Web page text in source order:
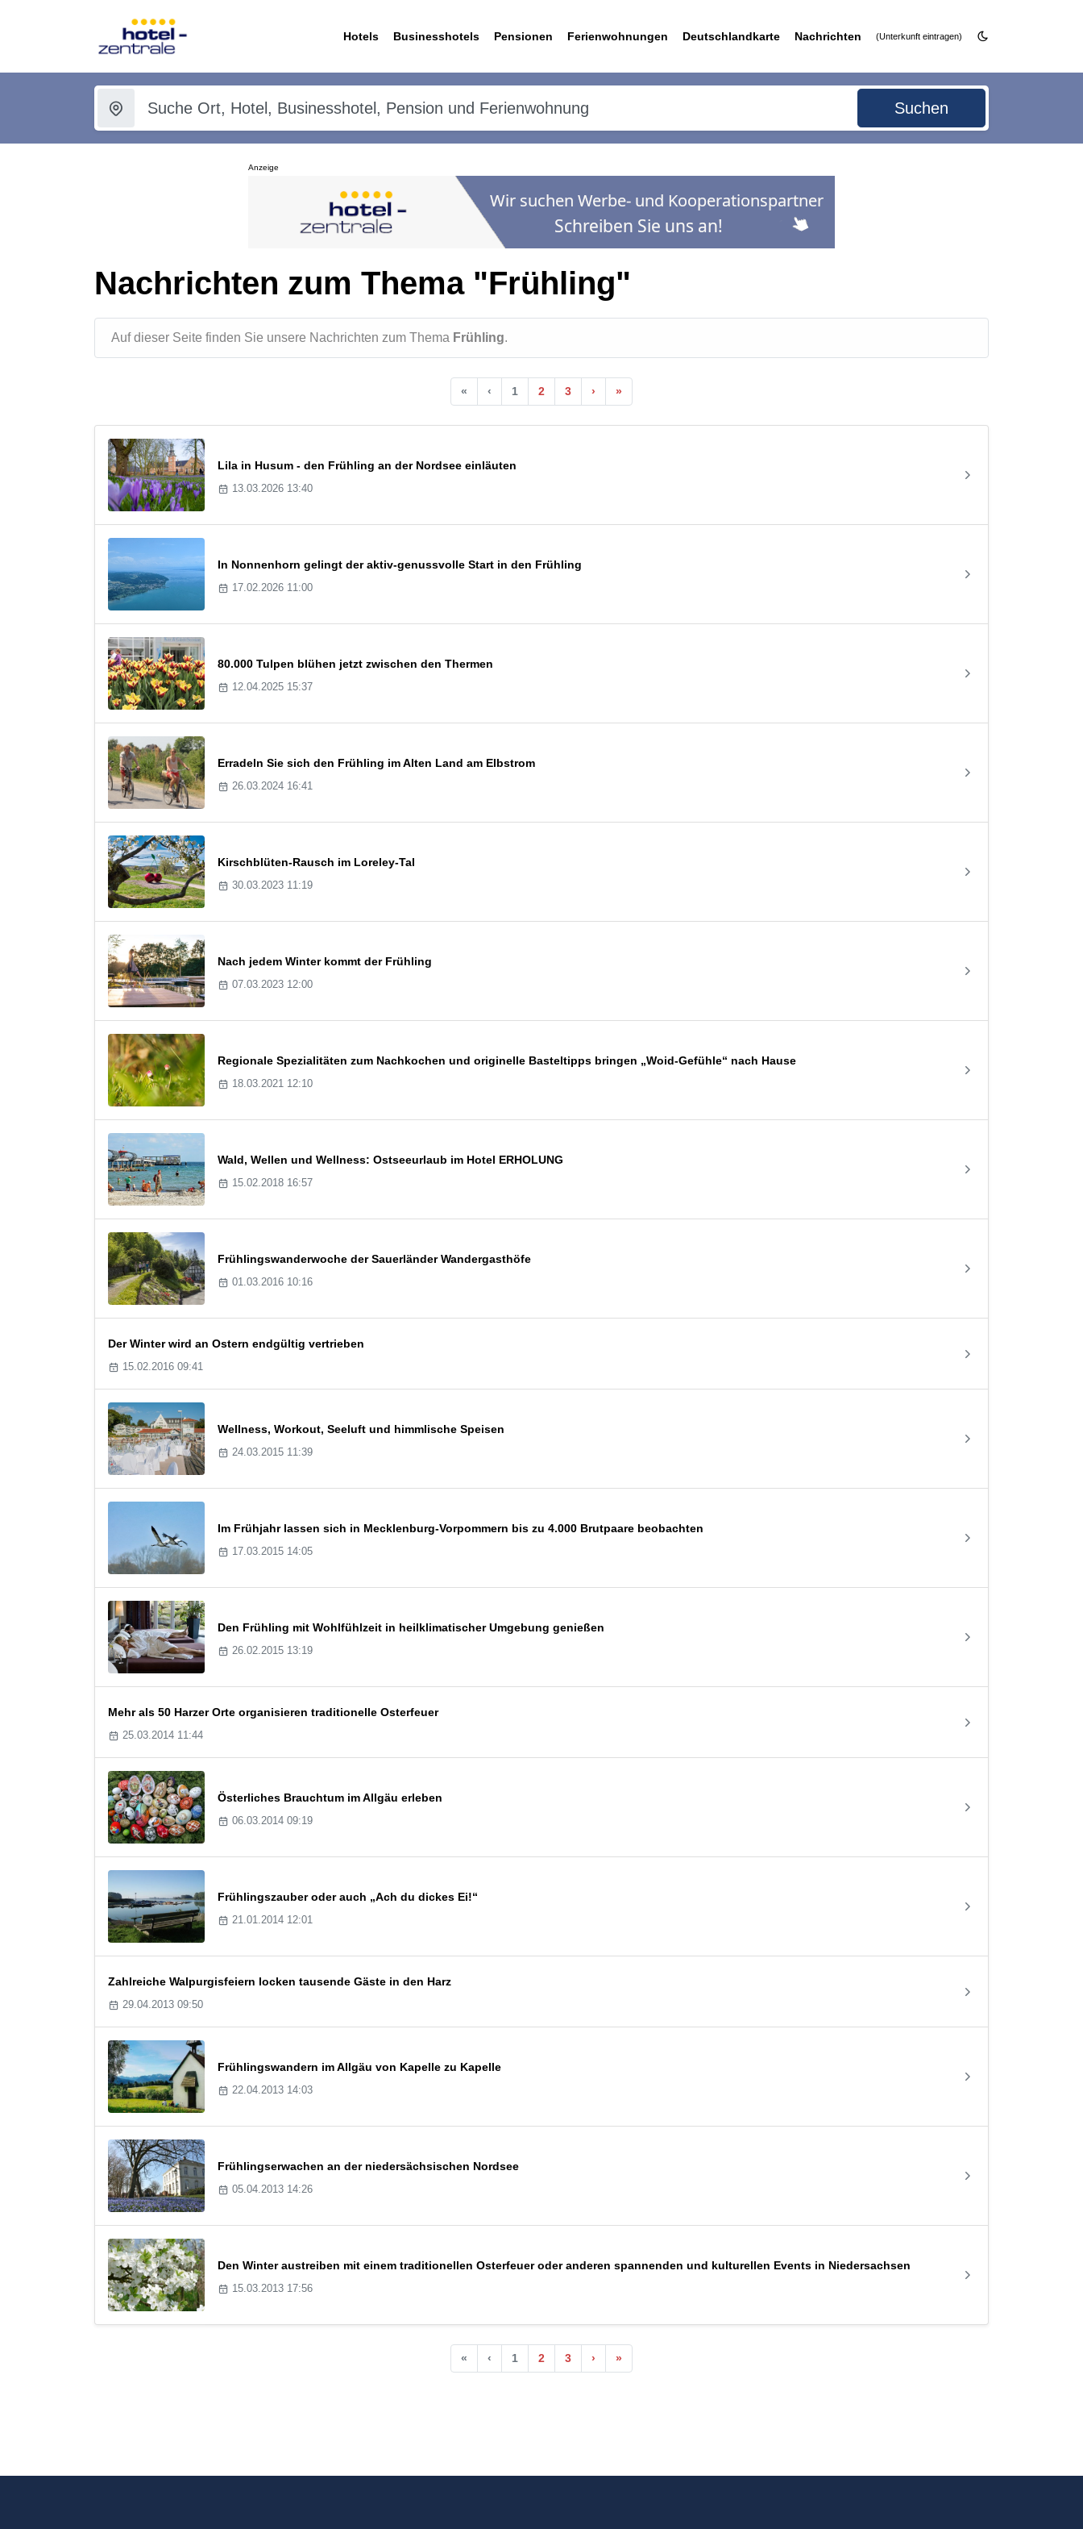
Hotels Businesshotels Pensionen Ferienwohnungen Deutschlandkarte Nachrichten (Unterkunft eintragen)
Suchen
Anzeige
Nachrichten zum Thema "Frühling"
Auf dieser Seite finden Sie unsere Nachrichten zum Thema Frühling.
« ‹ 1 2 3 › »
Lila in Husum - den Frühling an der Nordsee einläuten
13.03.2026 13:40
In Nonnenhorn gelingt der aktiv-genussvolle Start in den Frühling
17.02.2026 11:00
80.000 Tulpen blühen jetzt zwischen den Thermen
12.04.2025 15:37
Erradeln Sie sich den Frühling im Alten Land am Elbstrom
26.03.2024 16:41
Kirschblüten-Rausch im Loreley-Tal
30.03.2023 11:19
Nach jedem Winter kommt der Frühling
07.03.2023 12:00
Regionale Spezialitäten zum Nachkochen und originelle Basteltipps bringen „Woid-Gefühle“ nach Hause
18.03.2021 12:10
Wald, Wellen und Wellness: Ostseeurlaub im Hotel ERHOLUNG
15.02.2018 16:57
Frühlingswanderwoche der Sauerländer Wandergasthöfe
01.03.2016 10:16
Der Winter wird an Ostern endgültig vertrieben
15.02.2016 09:41
Wellness, Workout, Seeluft und himmlische Speisen
24.03.2015 11:39
Im Frühjahr lassen sich in Mecklenburg-Vorpommern bis zu 4.000 Brutpaare beobachten
17.03.2015 14:05
Den Frühling mit Wohlfühlzeit in heilklimatischer Umgebung genießen
26.02.2015 13:19
Mehr als 50 Harzer Orte organisieren traditionelle Osterfeuer
25.03.2014 11:44
Österliches Brauchtum im Allgäu erleben
06.03.2014 09:19
Frühlingszauber oder auch „Ach du dickes Ei!“
21.01.2014 12:01
Zahlreiche Walpurgisfeiern locken tausende Gäste in den Harz
29.04.2013 09:50
Frühlingswandern im Allgäu von Kapelle zu Kapelle
22.04.2013 14:03
Frühlingserwachen an der niedersächsischen Nordsee
05.04.2013 14:26
Den Winter austreiben mit einem traditionellen Osterfeuer oder anderen spannenden und kulturellen Events in Niedersachsen
15.03.2013 17:56
« ‹ 1 2 3 › »